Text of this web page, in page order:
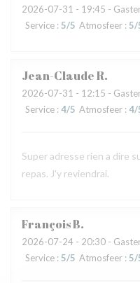
2026-07-31 - 19:45 -
Service : 5/5 Atmosfeer : 5/
Jean-ClaudeR
2026-07-31 - 12:15 -
Service : 4/5 Atmosfeer : 4/
Super adresse rien a dire
repas. J'y reviendrai.
FrançoisB
2026-07-24 - 20:30 -
Service :5/5 Atmosfeer : 5/